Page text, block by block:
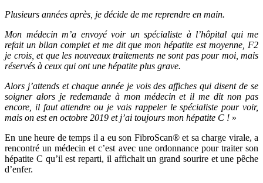
Plusieurs années après, je décide de me reprendre en main.
Mon médecin m’a envoyé voir un spécialiste à l’hôpital qui me
refait un bilan complet et me dit que mon hépatite est moyenne, F2
je crois, et que les nouveaux traitements ne sont pas pour moi, mais
réservés à ceux qui ont une hépatite plus grave.
Alors j’attends et chaque année je vois des affiches qui disent de se
soigner alors je redemande à mon médecin et il me dit non pas
encore, il faut attendre ou je vais rappeler le spécialiste pour voir,
mais on est en octobre 2019 et j’ai toujours mon hépatite C ! »
En une heure de temps il a eu son FibroScan® et sa charge virale, a
rencontré un médecin et c’est avec une ordonnance pour traiter son
hépatite C qu’il est reparti, il affichait un grand sourire et une pêche
d’enfer.